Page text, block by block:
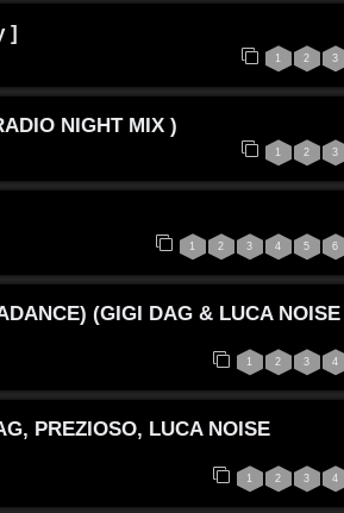
]
1 2 3
NIGHT MIX )
1 2 3
1 2 3 4 5 6
(GIGI DAG & LUCA NOISE
1 2 3 4
PREZIOSO, LUCA NOISE
1 2 3 4